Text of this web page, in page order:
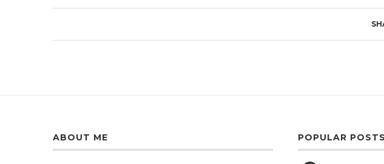
ABOUT ME POPULAR POSTS